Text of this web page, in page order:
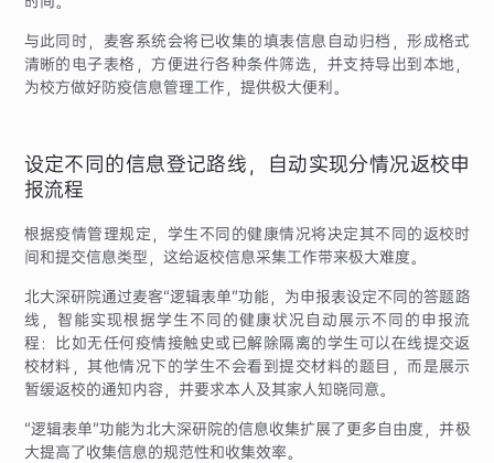
与此同时，麦客系统会将已收集的填表信息自动归档，形成格式
清晰的电子表格，方便进行各种条件筛选，并支持导出到本地，
为校方做好防疫信息管理工作，提供极大便利。
设定不同的信息登记路线，自动实现分情况返校申
报流程
根据疫情管理规定，学生不同的健康情况将决定其不同的返校时
间和提交信息类型，这给返校信息采集工作带来极大难度。
北大深研院通过麦客“逻辑表单”功能，为申报表设定不同的答题路
线，智能实现根据学生不同的健康状况自动展示不同的申报流
程：比如无任何疫情接触史或已解除隔离的学生可以在线提交返
校材料，其他情况下的学生不会看到提交材料的题目，而是展示
暂缓返校的通知内容，并要求本人及其家人知晓同意。
“逻辑表单”功能为北大深研院的信息收集扩展了更多自由度，并极
大提高了收集信息的规范性和收集效率。